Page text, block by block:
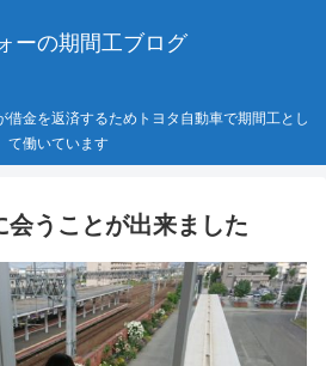
ーの期間工ブログ
借金を返済するためトヨタ自動車で期間工とし
て働いています
会うことが出来ました